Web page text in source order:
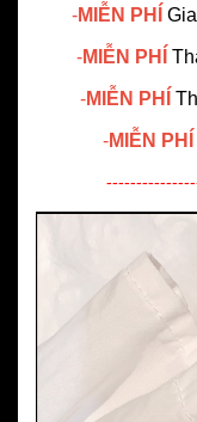
-MIỄN PHÍ
-MIỄN PHÍ
-MIỄN PHÍ
-MIỄN PHÍ